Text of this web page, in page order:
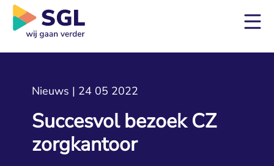
Nieuws | 24 05 2022
Succesvol bezoek CZ
zorgkantoor